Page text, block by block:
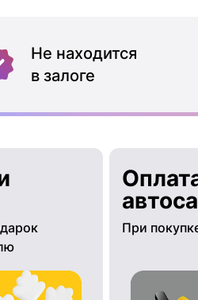
Не находится
в залоге
При